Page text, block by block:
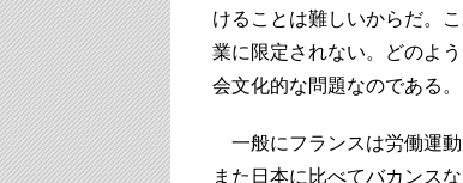
けることは難しいからだ。
業に限定されない。どのよ
会文化的な問題なのである。
一般にフランスは労働運動
また日本に比べてバカンス